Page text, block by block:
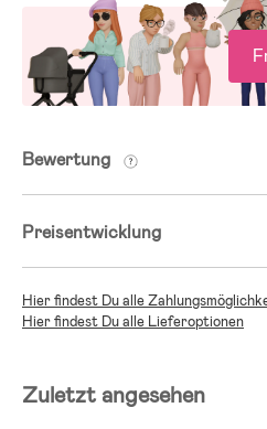
Bewertung
Preisentwicklung
Hier findest Du alle
Hier findest Du alle Lieferoptionen
Zuletzt angesehen